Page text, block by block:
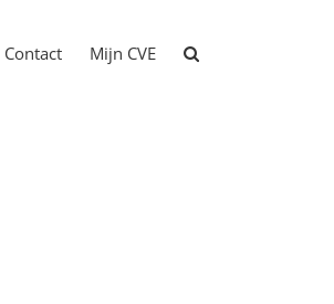
Contact Mijn CVE